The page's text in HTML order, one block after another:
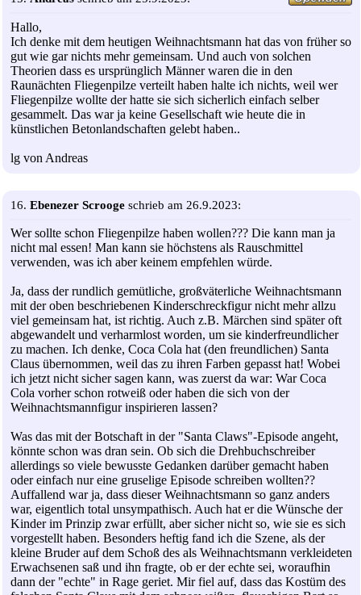
Hallo,
Ich denke mit dem heutigen Weihnachtsmann hat das von früher so
gut wie gar nichts mehr gemeinsam. Und auch von solchen
Theorien dass es ursprünglich Männer waren die in den
Raunächten Fliegenpilze verteilt haben halte ich nichts, weil wer
Fliegenpilze wollte der hatte sie sich sicherlich einfach selber
gesammelt. Das war ja keine Gesellschaft wie heute die in
künstlichen Betonlandschaften gelebt haben..
lg von Andreas
16. Ebenezer Scrooge schrieb am 26.9.2023:
Wer sollte schon Fliegenpilze haben wollen??? Die kann man ja
nicht mal essen! Man kann sie höchstens als Rauschmittel
verwenden, was ich aber keinem empfehlen würde.
Ja, dass der rundlich gemütliche, großväterliche Weihnachtsmann
mit der oben beschriebenen Kinderschreckfigur nicht mehr allzu
viel gemeinsam hat, ist richtig. Auch z.B. Märchen sind später oft
abgewandelt und verharmlost worden, um sie kinderfreundlicher
zu machen. Ich denke, Coca Cola hat (den freundlichen) Santa
Claus übernommen, weil das zu ihren Farben gepasst hat! Wobei
ich jetzt nicht sicher sagen kann, was zuerst da war: War Coca
Cola vorher schon rotweiß oder haben die sich von der
Weihnachtsmannfigur inspirieren lassen?
Was das mit der Botschaft in der "Santa Claws"-Episode angeht,
könnte schon was dran sein. Ob sich die Drehbuchschreiber
allerdings so viele bewusste Gedanken darüber gemacht haben
oder einfach nur eine gruselige Episode schreiben wollten??
Auffallend war ja, dass dieser Weihnachtsmann so ganz anders
war, eigentlich total unsympathisch. Auch hat er die Wünsche der
Kinder im Prinzip zwar erfüllt, aber sicher nicht so, wie sie es sich
vorgestellt haben. Besonders heftig fand ich die Szene, als der
kleine Bruder auf dem Schoß des als Weihnachtsmann verkleideten
Erwachsenen saß und ihn fragte, ob er der echte sei, woraufhin
dann der "echte" in Rage geriet. Mir fiel auf, dass das Kostüm des